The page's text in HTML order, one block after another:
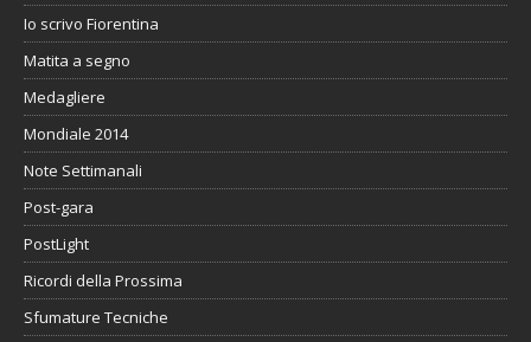
Io scrivo Fiorentina
Matita a segno
Medagliere
Mondiale 2014
Note Settimanali
Post-gara
PostLight
Ricordi della Prossima
Sfumature Tecniche